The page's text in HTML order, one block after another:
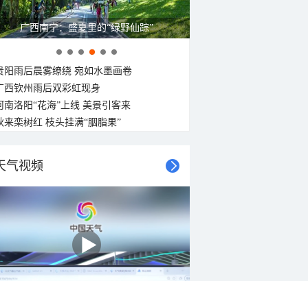
呼伦贝尔草原 藏着最治愈的蓝天白云
阳雨后晨雾缭绕 宛如水墨画卷
西钦州雨后双彩虹现身
南洛阳“花海”上线 美景引客来
来栾树红 枝头挂满“胭脂果”
气视频